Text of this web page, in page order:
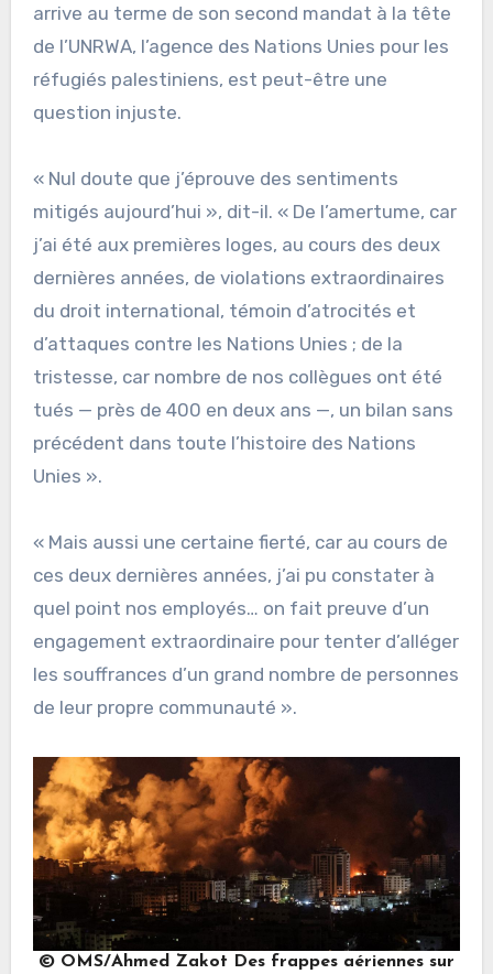
arrive au terme de son second mandat à la tête
de l’UNRWA, l’agence des Nations Unies pour les
réfugiés palestiniens, est peut-être une
question injuste.
« Nul doute que j’éprouve des sentiments
mitigés aujourd’hui », dit-il. « De l’amertume, car
j’ai été aux premières loges, au cours des deux
dernières années, de violations extraordinaires
du droit international, témoin d’atrocités et
d’attaques contre les Nations Unies ; de la
tristesse, car nombre de nos collègues ont été
tués — près de 400 en deux ans —, un bilan sans
précédent dans toute l’histoire des Nations
Unies ».
« Mais aussi une certaine fierté, car au cours de
ces deux dernières années, j’ai pu constater à
quel point nos employés… on fait preuve d’un
engagement extraordinaire pour tenter d’alléger
les souffrances d’un grand nombre de personnes
de leur propre communauté ».
© OMS/Ahmed Zakot Des frappes aériennes sur